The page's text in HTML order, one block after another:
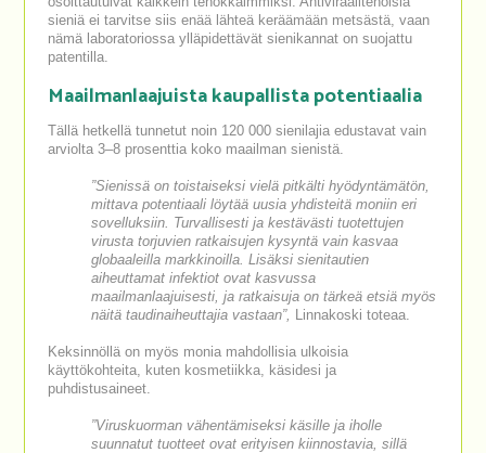
sieniä ei tarvitse siis enää lähteä keräämään metsästä, vaan
nämä laboratoriossa ylläpidettävät sienikannat on suojattu
patentilla.
Maailmanlaajuista kaupallista potentiaalia
Tällä hetkellä tunnetut noin 120 000 sienilajia edustavat vain
arviolta 3–8 prosenttia koko maailman sienistä.
”Sienissä on toistaiseksi vielä pitkälti hyödyntämätön,
mittava potentiaali löytää uusia yhdisteitä moniin eri
sovelluksiin. Turvallisesti ja kestävästi tuotettujen
virusta torjuvien ratkaisujen kysyntä vain kasvaa
globaaleilla markkinoilla. Lisäksi sienitautien
aiheuttamat infektiot ovat kasvussa
maailmanlaajuisesti, ja ratkaisuja on tärkeä etsiä myös
näitä taudinaiheuttajia vastaan”, Linnakoski toteaa.
Keksinnöllä on myös monia mahdollisia ulkoisia
käyttökohteita, kuten kosmetiikka, käsidesi ja
puhdistusaineet.
”Viruskuorman vähentämiseksi käsille ja iholle
suunnatut tuotteet ovat erityisen kiinnostavia, sillä